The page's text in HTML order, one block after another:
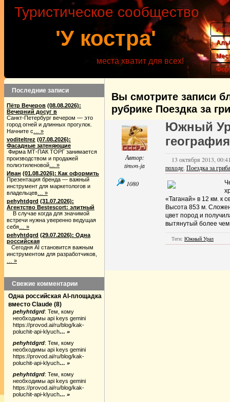
'У костра'
Туристическое сообщество
места хватит для всех!
Вы смотрите записи
рубрике Поездка за
Автор:
timon-ja
1080
Южный
13 октября 2013,
походе Поездка за
«Таганай» в 12 км. к
Высота 853 м.
цвет пород и
вытянутый более
Теги: Южный Урал
Последние записи
Пётр Вечеров (08.08.2026):
Вечерний досуг в
Санкт-Петербург вечером — это
город огней и длинных прогулок.
Начните с … »
voditeltrez (07.08.2026):
Фасадные затеняющие
Фирма МТ-ПАК ТОРГ занимается
производством и продажей
полиэтиленовой … »
Иван (01.08.2026): Как оформить
Презентация бренда — важный
инструмент для маркетологов и
владельцев … »
pehyhtdgrd (31.07.2026):
Агентство Bestescort: элитный
В случае когда для значимой
встречи нужна уверенно ведущая
себя … »
pehyhtdgrd (29.07.2026): Одна
российская
Сегодня AI становится важным
инструментом для разработчиков,
… »
Свежие комментарии
Одна российская AI-площадка
вместо Claude (8)
pehyhtdgrd: Тем, кому
необходимы api keys gemini
https://provod.ai/ru/blog/kak-
poluchit-api-klyuch… »
pehyhtdgrd: Тем, кому
необходимы api keys gemini
https://provod.ai/ru/blog/kak-
poluchit-api-klyuch… »
pehyhtdgrd: Тем, кому
необходимы api keys gemini
https://provod.ai/ru/blog/kak-
poluchit-api-klyuch… »